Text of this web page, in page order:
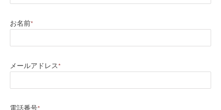
お名前*
メールアドレス*
電話番号*